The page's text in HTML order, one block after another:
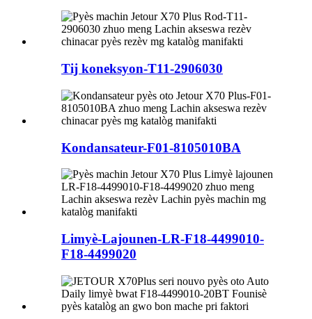
Tij koneksyon-T11-2906030
Kondansateur-F01-8105010BA
Limyè-Lajounen-LR-F18-4499010-
F18-4499020